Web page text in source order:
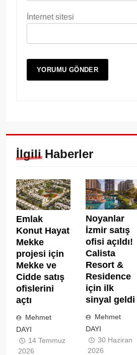
İnternet sitesi
İlgili Haberler
Emlak
Konut Hayat
Mekke
projesi için
Mekke ve
Cidde satış
ofislerini
açtı
Mehmet
DAYI
14 Temmuz
2026
Noyanlar
İzmir satış
ofisi açıldı!
Calista
Resort &
Residence
için ilk
sinyal geldi
Mehmet
DAYI
30 Haziran
2026